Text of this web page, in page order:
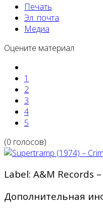
Печать
Эл. почта
Медиа
Оцените материал
1
2
3
4
5
(0 голосов)
Label: A&M Records
Дополнительная